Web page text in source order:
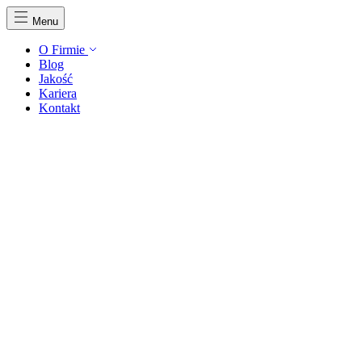
Menu
O Firmie
Blog
Jakość
Kariera
Kontakt